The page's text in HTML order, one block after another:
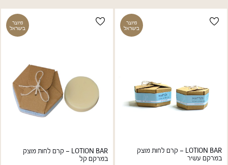
תינוקות וילדים
משתמש חדש/אורח
מחיר מנמוך לגבוה
מיוצר
בישראל
​​​​​​​LOTION BAR – קרם לחות מוצק
במרקם עשיר
מיוצר
בישראל
​​​​​​​LOTION BAR – קרם לחות מוצק
במרקם קל